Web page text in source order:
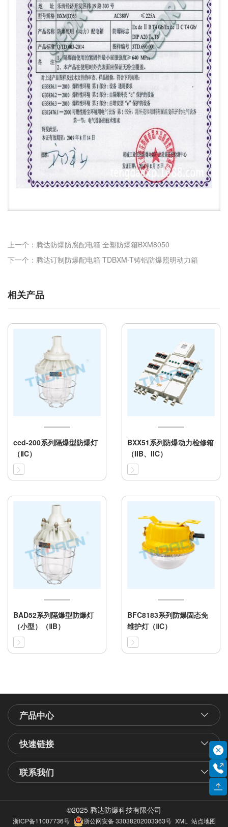
上一个：腾达防爆防腐配电箱 全塑防爆箱BXM8050
下一个：腾达订制防爆配电箱 TDBXM-T铸铝防爆照明动力箱
相关产品
ccd-200系列隔爆型防爆灯
（ⅡC）
BXX51系列防爆动力检修箱
（IIB、IIC）
BAD52系列隔爆型防爆灯
（小型）（ⅡB）
BFC8183系列防爆固态免
维护灯（ⅡC）
产品中心
快速链接
联系我们
©2025 腾达防爆科技有限公司
浙ICP备11007736号 浙公网安备 33038202003363号 XML 站点地图